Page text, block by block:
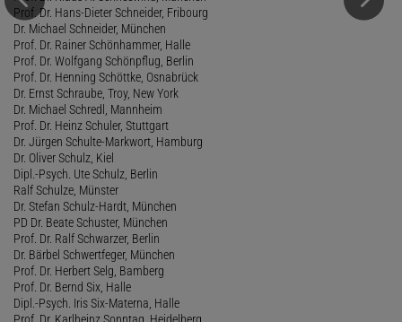
Prof. Dr. Hans-Dieter Schneider, Fribourg
Dr. Michael Schneider, München
Prof. Dr. Rainer Schönhammer, Halle
Prof. Dr. Wolfgang Schönpflug, Berlin
Prof. Dr. Henning Schöttke, Osnabrück
Dr. Ernst Schraube, Troy, New York
Dr. Michael Schredl, Mannheim
Prof. Dr. Heinz Schuler, Stuttgart
Dr. Jürgen Schulte-Markwort, Hamburg
Dr. Oliver Schulz, Kiel
Dipl.-Psych. Ute Schulz, Berlin
Ralf Schulze, Münster
Dr. Stefan Schulz-Hardt, München
PD Dr. Beate Schuster, München
Prof. Dr. Ralf Schwarzer, Berlin
Dr. Bärbel Schwertfeger, München
Prof. Dr. Herbert Selg, Bamberg
Prof. Dr. Bernd Six, Halle
Dipl.-Psych. Iris Six-Materna, Halle
Prof. Dr. Karlheinz Sonntag, Heidelberg